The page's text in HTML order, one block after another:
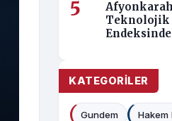
Teknolojik
Endeksinde
KATEGORILER
Gundem Hakem